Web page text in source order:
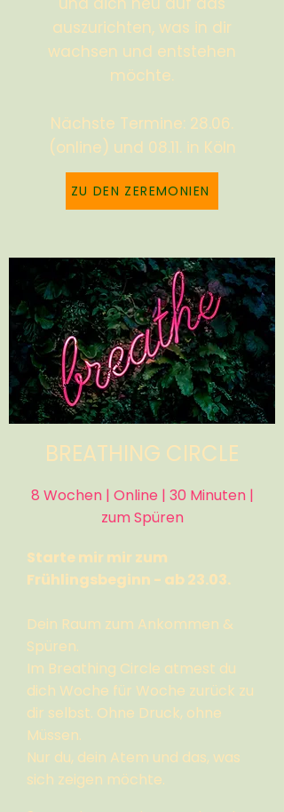
auszurichten, was in dir
wachsen und entstehen
möchte.
Nächste Termine: 28.06.
(online) und 08.11. in Köln
ZU DEN ZEREMONIEN
BREATHING CIRCLE
8 Wochen | Online | 30 Minuten |
zum Spüren
Starte mir mir zum
Frühlingsbeginn - ab 23.03.
Dein Raum zum Ankommen &
Spüren.
Im Breathing Circle atmest du
dich Woche für Woche zurück zu
dir selbst. Ohne Druck, ohne
Müssen.
Nur du, dein Atem und das, was
sich zeigen möchte.